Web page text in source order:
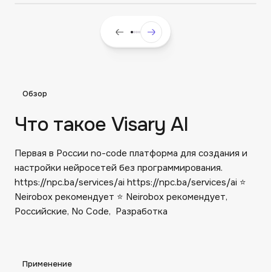
Обзор
Что такое Visary AI
Первая в России no-code платформа для создания и
настройки нейросетей без программирования.
https://npc.ba/services/ai https://npc.ba/services/ai ⭐️
Neirobox рекомендует ⭐️ Neirobox рекомендует,
Российские, No Code, ‍ Разработка
Применение